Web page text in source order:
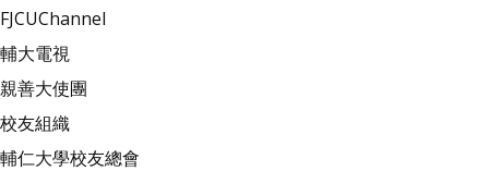
FJCUChannel
輔大電視
親善大使團
校友組織
輔仁大學校友總會